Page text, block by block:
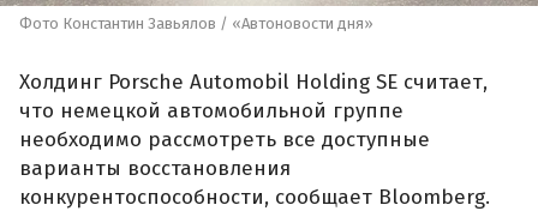
Фото Константин Завьялов / «Автоновости дня»
Холдинг Porsche Automobil Holding SE считает,
что немецкой автомобильной группе
необходимо рассмотреть все доступные
варианты восстановления
конкурентоспособности, сообщает Bloomberg.